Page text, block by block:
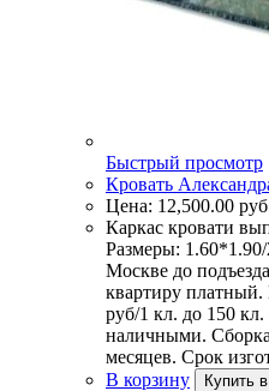
Быстрый просмотр
Кровать
Цена: 12,500.00
Каркас кровати
Размеры: 1.60*1.90/
Москве до
квартиру
руб/1 кл. до 150
наличными.
месяцев. Срок
В корзину
Купить